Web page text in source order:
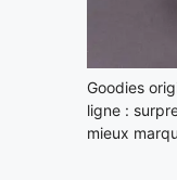
Goodies
ligne :
mieux